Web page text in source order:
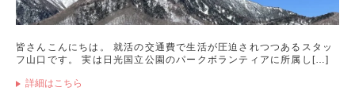
皆さんこんにちは。 就活の交通費で生活が圧迫されつつあるスタッ
フ山口です。 実は日光国立公園のパークボランティアに所属し[…]
詳細はこちら